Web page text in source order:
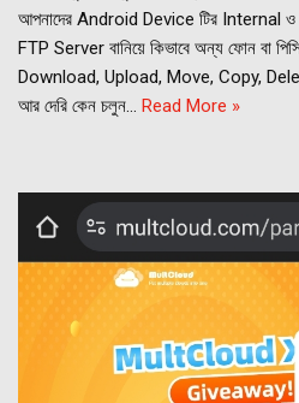
আপনাদের Android Device টির Internal
FTP Server বানিয়ে কিভাবে অন্য ফোন বা
Download, Upload, Move, Copy,
আর দেরি কেন চলুন… Read More »